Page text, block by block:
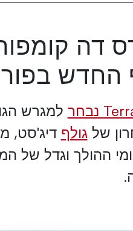
דה
החדש
למגרש
שלגולף דיג'סט,
ההולך וגדל של